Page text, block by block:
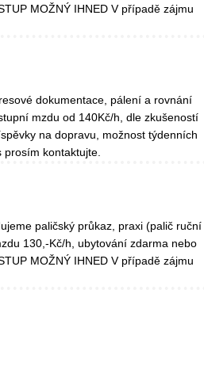
MOŽNÝ IHNED V případě zájmu
dokumentace, pálení a rovnání
mzdu od 140Kč/h, dle zkušeností
na dopravu, možnost týdenních
kontaktujte.
paličský průkaz, praxi (palič ruční
130,-Kč/h, ubytování zdarma nebo
MOŽNÝ IHNED V případě zájmu